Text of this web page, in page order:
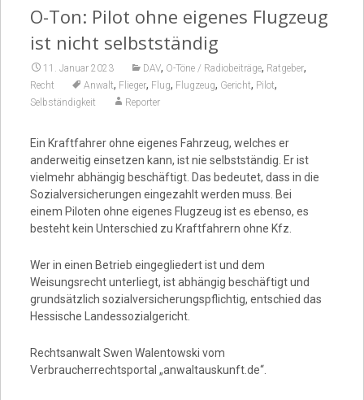
O-Ton: Pilot ohne eigenes Flugzeug
ist nicht selbstständig
11. Januar 2023 DAV, O-Töne / Radiobeiträge, Ratgeber,
Recht Anwalt, Flieger, Flug, Flugzeug, Gericht, Pilot,
Selbständigkeit Reporter
Ein Kraftfahrer ohne eigenes Fahrzeug, welches er
anderweitig einsetzen kann, ist nie selbstständig. Er ist
vielmehr abhängig beschäftigt. Das bedeutet, dass in die
Sozialversicherungen eingezahlt werden muss. Bei
einem Piloten ohne eigenes Flugzeug ist es ebenso, es
besteht kein Unterschied zu Kraftfahrern ohne Kfz.
Wer in einen Betrieb eingegliedert ist und dem
Weisungsrecht unterliegt, ist abhängig beschäftigt und
grundsätzlich sozialversicherungspflichtig, entschied das
Hessische Landessozialgericht.
Rechtsanwalt Swen Walentowski vom
Verbraucherrechtsportal „anwaltauskunft.de“.